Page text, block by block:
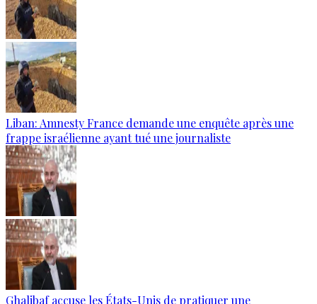
Liban: Amnesty France demande une enquête après une
frappe israélienne ayant tué une journaliste
Ghalibaf accuse les États-Unis de pratiquer une